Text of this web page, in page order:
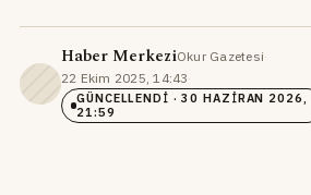
Haber MerkeziOkur Gazetesi·
22 Ekim 2025, 14:43·
GÜNCELLENDI · 30 HAZIRAN 2026,
21:59